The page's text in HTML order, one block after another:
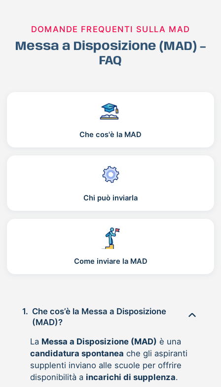
DOMANDE FREQUENTI SULLA MAD
Messa a Disposizione (MAD) –
FAQ
Che cos'è la MAD
Chi può inviarla
Come inviare la MAD
1. Che cos’è la Messa a Disposizione
(MAD)?
La Messa a Disposizione (MAD) è una
candidatura spontanea che gli aspiranti
supplenti inviano alle scuole per offrire
disponibilità a incarichi di supplenza.